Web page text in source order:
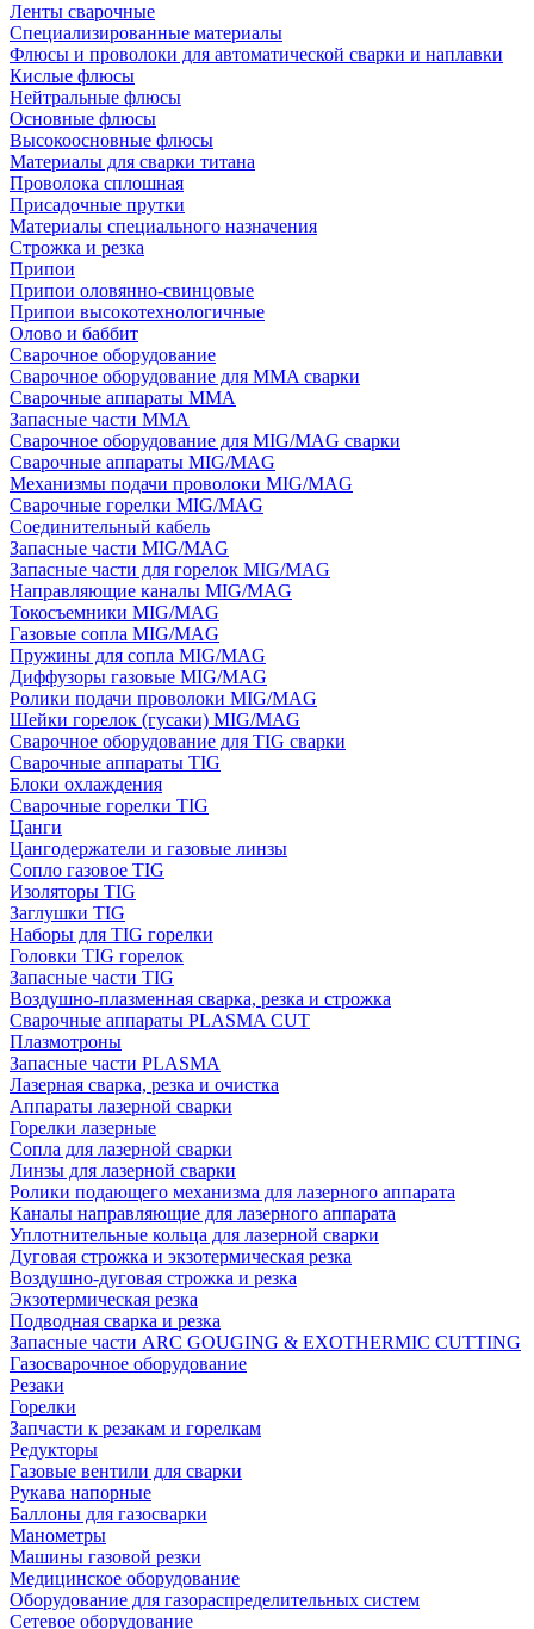
Ленты сварочные
Специализированные материалы
Флюсы и проволоки для автоматической сварки и наплавки
Кислые флюсы
Нейтральные флюсы
Основные флюсы
Высокоосновные флюсы
Материалы для сварки титана
Проволока сплошная
Присадочные прутки
Материалы специального назначения
Строжка и резка
Припои
Припои оловянно-свинцовые
Припои высокотехнологичные
Олово и баббит
Сварочное оборудование
Сварочное оборудование для MMA сварки
Сварочные аппараты MMA
Запасные части MMA
Сварочное оборудование для MIG/MAG сварки
Сварочные аппараты MIG/MAG
Механизмы подачи проволоки MIG/MAG
Сварочные горелки MIG/MAG
Соединительный кабель
Запасные части MIG/MAG
Запасные части для горелок MIG/MAG
Направляющие каналы MIG/MAG
Токосъемники MIG/MAG
Газовые сопла MIG/MAG
Пружины для сопла MIG/MAG
Диффузоры газовые MIG/MAG
Ролики подачи проволоки MIG/MAG
Шейки горелок (гусаки) MIG/MAG
Сварочное оборудование для TIG сварки
Сварочные аппараты TIG
Блоки охлаждения
Сварочные горелки TIG
Цанги
Цангодержатели и газовые линзы
Сопло газовое TIG
Изоляторы TIG
Заглушки TIG
Наборы для TIG горелки
Головки TIG горелок
Запасные части TIG
Воздушно-плазменная сварка, резка и строжка
Сварочные аппараты PLASMA CUT
Плазмотроны
Запасные части PLASMA
Лазерная сварка, резка и очистка
Аппараты лазерной сварки
Горелки лазерные
Сопла для лазерной сварки
Линзы для лазерной сварки
Ролики подающего механизма для лазерного аппарата
Каналы направляющие для лазерного аппарата
Уплотнительные кольца для лазерной сварки
Дуговая строжка и экзотермическая резка
Воздушно-дуговая строжка и резка
Экзотермическая резка
Подводная сварка и резка
Запасные части ARC GOUGING & EXOTHERMIC CUTTING
Газосварочное оборудование
Резаки
Горелки
Запчасти к резакам и горелкам
Редукторы
Газовые вентили для сварки
Рукава напорные
Баллоны для газосварки
Манометры
Машины газовой резки
Медицинское оборудование
Оборудование для газораспределительных систем
Сетевое оборудование